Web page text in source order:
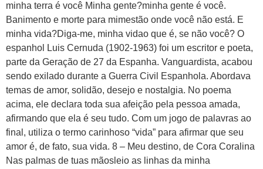
minha terra é você Minha gente?minha gente é você.
Banimento e morte para mimestão onde você não está. E
minha vida?Diga-me, minha vidao que é, se não você? O
espanhol Luis Cernuda (1902-1963) foi um escritor e poeta,
parte da Geração de 27 da Espanha. Vanguardista, acabou
sendo exilado durante a Guerra Civil Espanhola. Abordava
temas de amor, solidão, desejo e nostalgia. No poema
acima, ele declara toda sua afeição pela pessoa amada,
afirmando que ela é seu tudo. Com um jogo de palavras ao
final, utiliza o termo carinhoso “vida” para afirmar que seu
amor é, de fato, sua vida. 8 – Meu destino, de Cora Coralina
Nas palmas de tuas mãosleio as linhas da minha